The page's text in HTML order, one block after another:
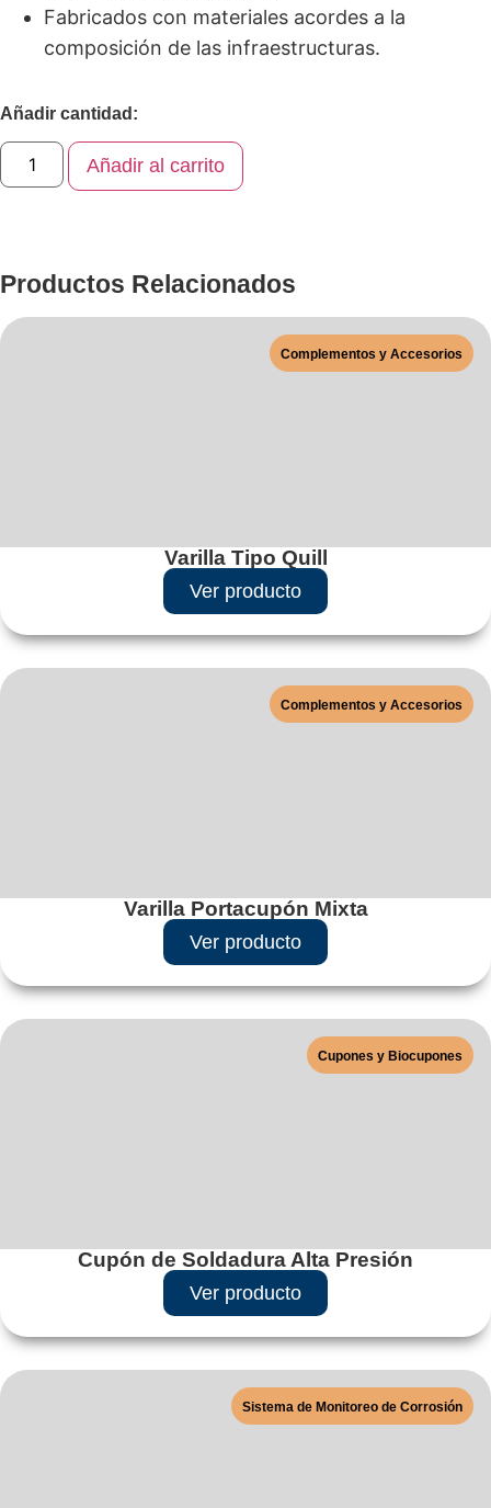
Fabricados con materiales acordes a la
composición de las infraestructuras.
Añadir cantidad:
Añadir al carrito
Productos Relacionados
Complementos y Accesorios
Varilla Tipo Quill
Ver producto
Complementos y Accesorios
Varilla Portacupón Mixta
Ver producto
Cupones y Biocupones
Cupón de Soldadura Alta Presión
Ver producto
Sistema de Monitoreo de Corrosión